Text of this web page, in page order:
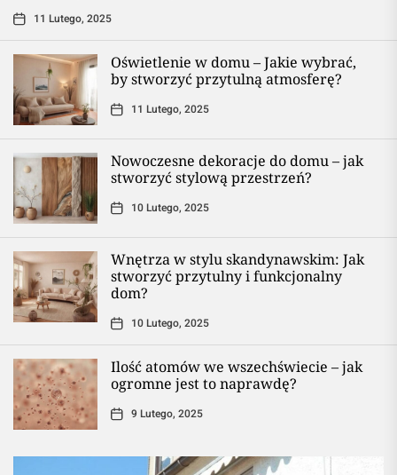
11 Lutego, 2025
Oświetlenie w domu – Jakie wybrać,
by stworzyć przytulną atmosferę?
11 Lutego, 2025
Nowoczesne dekoracje do domu – jak
stworzyć stylową przestrzeń?
10 Lutego, 2025
Wnętrza w stylu skandynawskim: Jak
stworzyć przytulny i funkcjonalny
dom?
10 Lutego, 2025
Ilość atomów we wszechświecie – jak
ogromne jest to naprawdę?
9 Lutego, 2025